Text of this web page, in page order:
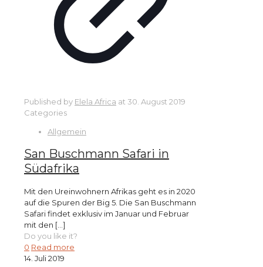
Published by Elela Africa at 30. August 2019
Categories
Allgemein
San Buschmann Safari in
Südafrika
Mit den Ureinwohnern Afrikas geht es in 2020
auf die Spuren der Big 5. Die San Buschmann
Safari findet exklusiv im Januar und Februar
mit den […]
Do you like it?
0 Read more
14. Juli 2019